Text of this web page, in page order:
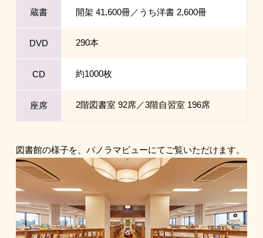
蔵書 開架 41,600冊／うち洋書 2,600冊
DVD 290本
CD 約1000枚
座席 2階図書室 92席／3階自習室 196席
図書館の様子を、パノラマビューにてご覧いただけます。